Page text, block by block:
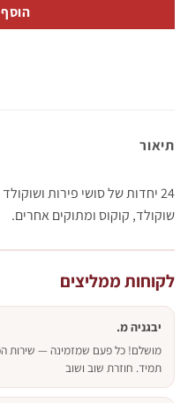
תיאור
24 יחדות של סושי פירות
שוקולד, קוקוס ומתוקים אחרים.
לקוחות ממליצים
יבגניה מ.
מושלם! כל פעם שמזמינה — שירות
תמיד. חוזרת שוב ושוב